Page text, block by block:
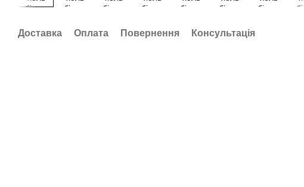
Доставка Оплата Повернення Консультація